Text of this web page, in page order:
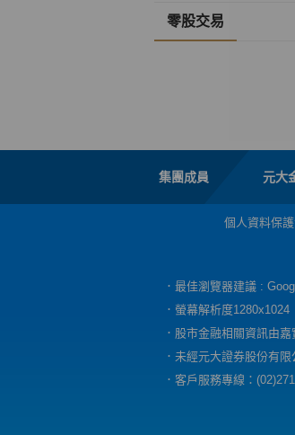
零股交易
集團成員 元大
個人資料保
．最佳瀏覽器建議 :
．螢幕解析度1280x1024
．股市金融相關資訊由
．未經元大證券股份有
．客戶服務專線：